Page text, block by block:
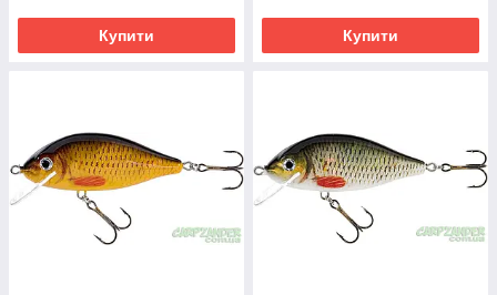
Купити Купити